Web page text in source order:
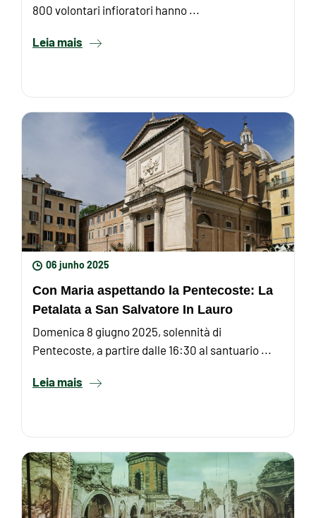
800 volontari infioratori hanno ...
Leia mais
06 junho 2025
Con Maria aspettando la Pentecoste: La
Petalata a San Salvatore In Lauro
Domenica 8 giugno 2025, solennità di
Pentecoste, a partire dalle 16:30 al santuario ...
Leia mais